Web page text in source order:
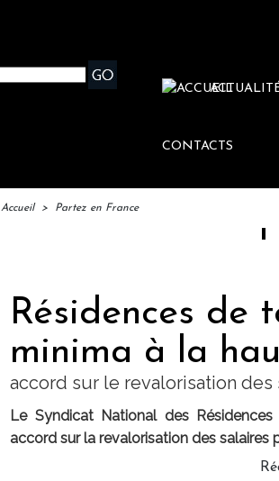
CONTACTS
Accueil > Partez en France
IFTM :
Résidences de
minima à la
accord sur le revalorisation des
Le Syndicat National des
accord sur la revalorisation des salaires